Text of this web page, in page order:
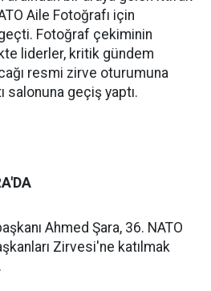
Aile Fotoğrafı için
geçti. Fotoğraf çekiminin
liderler, kritik gündem
resmi zirve oturumuna
salonuna geçiş yaptı.
Ahmed Şara, 36.⁠ NATO
Zirvesi'ne katılmak